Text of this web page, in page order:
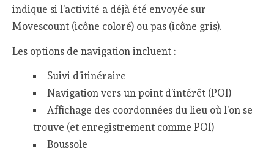
indique si l’activité a déjà été envoyée sur
Movescount (icône coloré) ou pas (icône gris).
Les options de navigation incluent :
Suivi d’itinéraire
Navigation vers un point d’intérêt (POI)
Affichage des coordonnées du lieu où l’on se
trouve (et enregistrement comme POI)
Boussole